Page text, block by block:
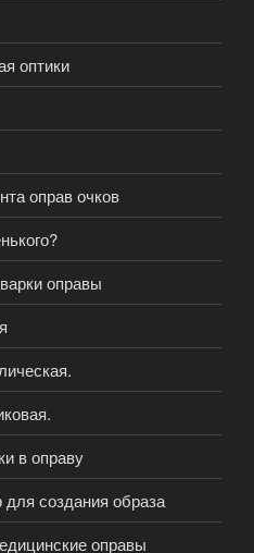
оптики
оправ очков
оправы
в оправу
создания образа
оправы